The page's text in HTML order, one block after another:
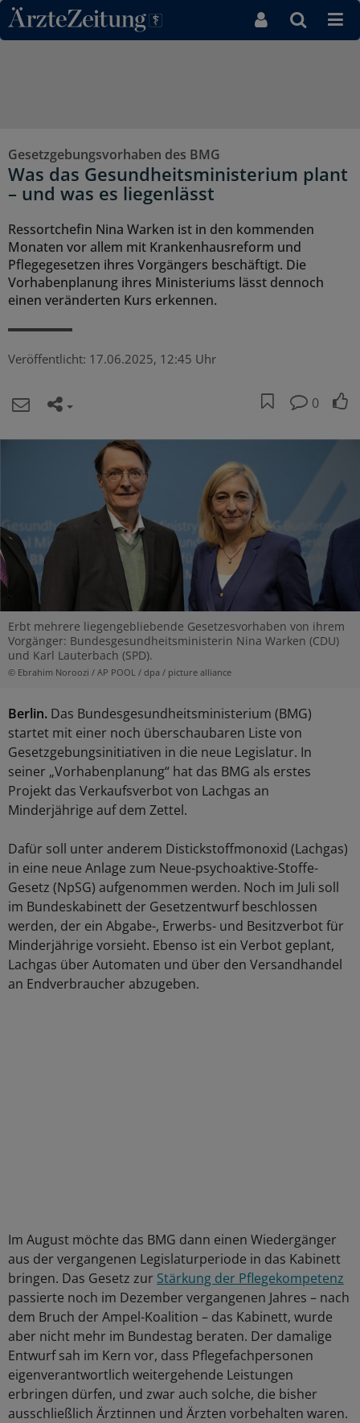
Direkt zum Inhaltsbereich
Gesetzgebungsvorhaben des BMG
Was das Gesundheitsministerium plant
– und was es liegenlässt
Ressortchefin Nina Warken ist in den kommenden
Monaten vor allem mit Krankenhausreform und
Pflegegesetzen ihres Vorgängers beschäftigt. Die
Vorhabenplanung ihres Ministeriums lässt dennoch
einen veränderten Kurs erkennen.
Veröffentlicht: 17.06.2025, 12:45 Uhr
0
Erbt mehrere liegengebliebende Gesetzesvorhaben von ihrem
Vorgänger: Bundesgesundheitsministerin Nina Warken (CDU)
und Karl Lauterbach (SPD).
© Ebrahim Noroozi / AP POOL / dpa / picture alliance
Berlin. Das Bundesgesundheitsministerium (BMG)
startet mit einer noch überschaubaren Liste von
Gesetzgebungsinitiativen in die neue Legislatur. In
seiner „Vorhabenplanung“ hat das BMG als erstes
Projekt das Verkaufsverbot von Lachgas an
Minderjährige auf dem Zettel.
Dafür soll unter anderem Distickstoffmonoxid (Lachgas)
in eine neue Anlage zum Neue-psychoaktive-Stoffe-
Gesetz (NpSG) aufgenommen werden. Noch im Juli soll
im Bundeskabinett der Gesetzentwurf beschlossen
werden, der ein Abgabe-, Erwerbs- und Besitzverbot für
Minderjährige vorsieht. Ebenso ist ein Verbot geplant,
Lachgas über Automaten und über den Versandhandel
an Endverbraucher abzugeben.
Im August möchte das BMG dann einen Wiedergänger
aus der vergangenen Legislaturperiode in das Kabinett
bringen. Das Gesetz zur Stärkung der Pflegekompetenz
passierte noch im Dezember vergangenen Jahres – nach
dem Bruch der Ampel-Koalition – das Kabinett, wurde
aber nicht mehr im Bundestag beraten. Der damalige
Entwurf sah im Kern vor, dass Pflegefachpersonen
eigenverantwortlich weitergehende Leistungen
erbringen dürfen, und zwar auch solche, die bisher
ausschließlich Ärztinnen und Ärzten vorbehalten waren.